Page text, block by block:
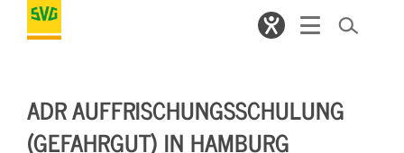
ADR AUFFRISCHUNGSSCHULUNG
(GEFAHRGUT) IN HAMBURG